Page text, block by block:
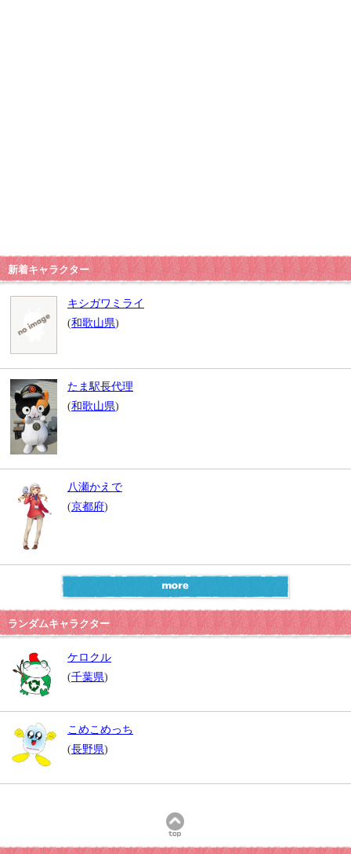
新着キャラクター
キシガワミライ
(和歌山県)
たま駅長代理
(和歌山県)
八瀬かえで
(京都府)
ランダムキャラクター
ケロクル
(千葉県)
こめこめっち
(長野県)